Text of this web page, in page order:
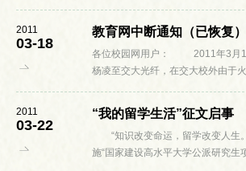
将有关事项通知如下： 一、...
2011
03-18
教育网中断通知（已恢复）
各位校园网用户： 2011年3月
杨凌至交大光纤，在交大校外由于
器。我校校园...
2011
03-22
“我的留学生活”征文启事
“知识改变命运，留学改变人生
施“国家建设高水平大学公派研究生